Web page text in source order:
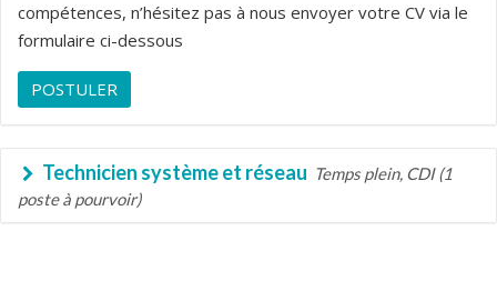
compétences, n’hésitez pas à nous envoyer votre CV via le
formulaire ci-dessous
POSTULER
Technicien système et réseau Temps plein, CDI (1
poste à pourvoir)